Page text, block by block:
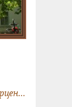
Ивановская область, г. Юрьевец, Герцена ул., д. 1А, городское кладбище